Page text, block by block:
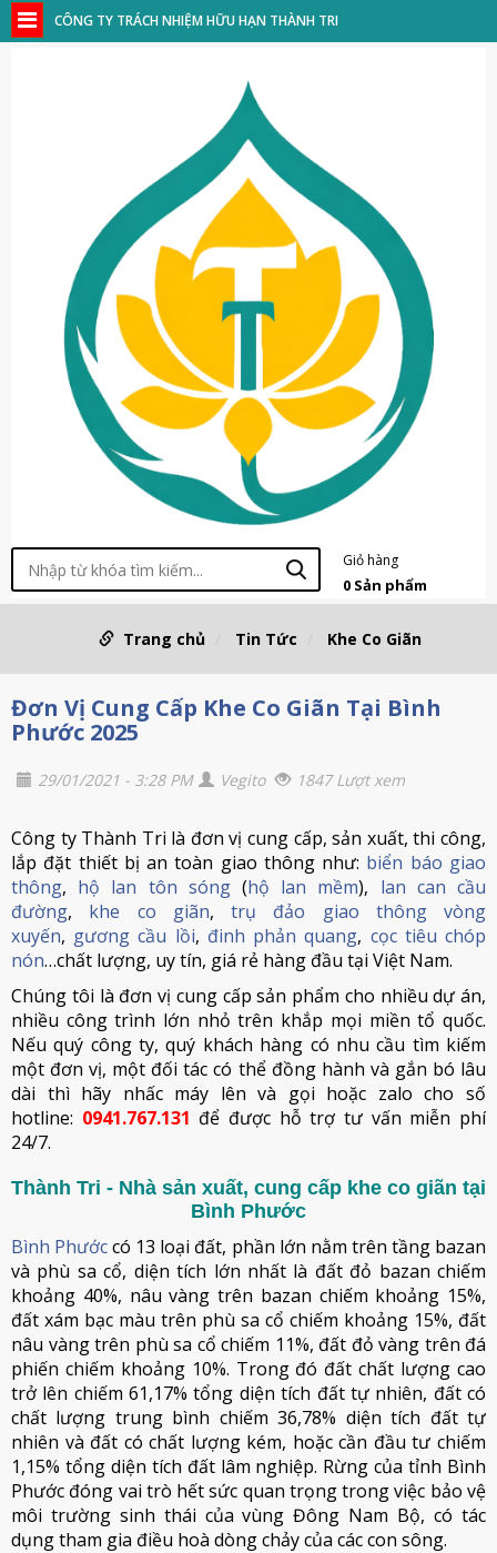
CÔNG TY TRÁCH NHIỆM HỮU HẠN THÀNH TRI
Giỏ hàng
0 Sản phẩm
Trang chủ Tin Tức Khe Co Giãn
Đơn Vị Cung Cấp Khe Co Giãn Tại Bình
Phước 2025
29/01/2021 - 3:28 PM Vegito 1847 Lượt xem
Công ty Thành Tri là đơn vị cung cấp, sản xuất, thi công,
lắp đặt thiết bị an toàn giao thông như: biển báo giao
thông, hộ lan tôn sóng(hộ lan mềm), lan can cầu
đường, khe co giãn, trụ đảo giao thông vòng
xuyến, gương cầu lồi, đinh phản quang, cọc tiêu chóp
nón…chất lượng, uy tín, giá rẻ hàng đầu tại Việt Nam.
Chúng tôi là đơn vị cung cấp sản phẩm cho nhiều dự án,
nhiều công trình lớn nhỏ trên khắp mọi miền tổ quốc.
Nếu quý công ty, quý khách hàng có nhu cầu tìm kiếm
một đơn vị, một đối tác có thể đồng hành và gắn bó lâu
dài thì hãy nhấc máy lên và gọi hoặc zalo cho số
hotline: 0941.767.131 để được hỗ trợ tư vấn miễn phí
24/7.
Thành Tri - Nhà sản xuất, cung cấp khe co giãn tại
Bình Phước
Bình Phướccó 13 loại đất, phần lớn nằm trên tầng bazan
và phù sa cổ, diện tích lớn nhất là đất đỏ bazan chiếm
khoảng 40%, nâu vàng trên bazan chiếm khoảng 15%,
đất xám bạc màu trên phù sa cổ chiếm khoảng 15%, đất
nâu vàng trên phù sa cổ chiếm 11%, đất đỏ vàng trên đá
phiến chiếm khoảng 10%. Trong đó đất chất lượng cao
trở lên chiếm 61,17% tổng diện tích đất tự nhiên, đất có
chất lượng trung bình chiếm 36,78% diện tích đất tự
nhiên và đất có chất lượng kém, hoặc cần đầu tư chiếm
1,15% tổng diện tích đất lâm nghiệp. Rừng của tỉnh Bình
Phước đóng vai trò hết sức quan trọng trong việc bảo vệ
môi trường sinh thái của vùng Đông Nam Bộ, có tác
dụng tham gia điều hoà dòng chảy của các con sông.